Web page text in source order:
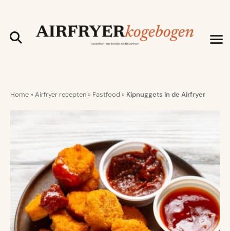
Home » Airfryer recepten » Fastfood » Kipnuggets in de Airfryer